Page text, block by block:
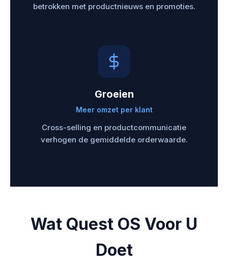
betrokken met productnieuws en promoties.
Groeien
Meer omzet per klant
Cross-selling en productcommunicatie
verhogen de gemiddelde orderwaarde.
Wat Quest OS Voor U
Doet